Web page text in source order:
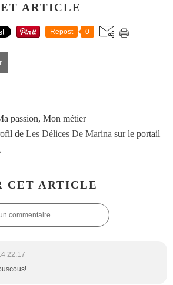
ARTICLE
Repost 0
passion, Mon métier
de Les Délices De Marina sur le portail
CET ARTICLE
commentaire
22:17